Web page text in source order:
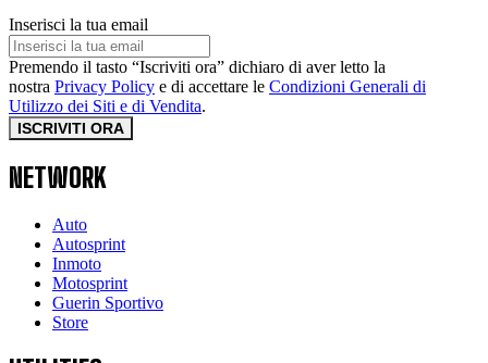
Inserisci la tua email
Premendo il tasto “Iscriviti ora” dichiaro di aver letto la
nostra Privacy Policy e di accettare le Condizioni Generali di
Utilizzo dei Siti e di Vendita.
ISCRIVITI ORA
NETWORK
Auto
Autosprint
Inmoto
Motosprint
Guerin Sportivo
Store